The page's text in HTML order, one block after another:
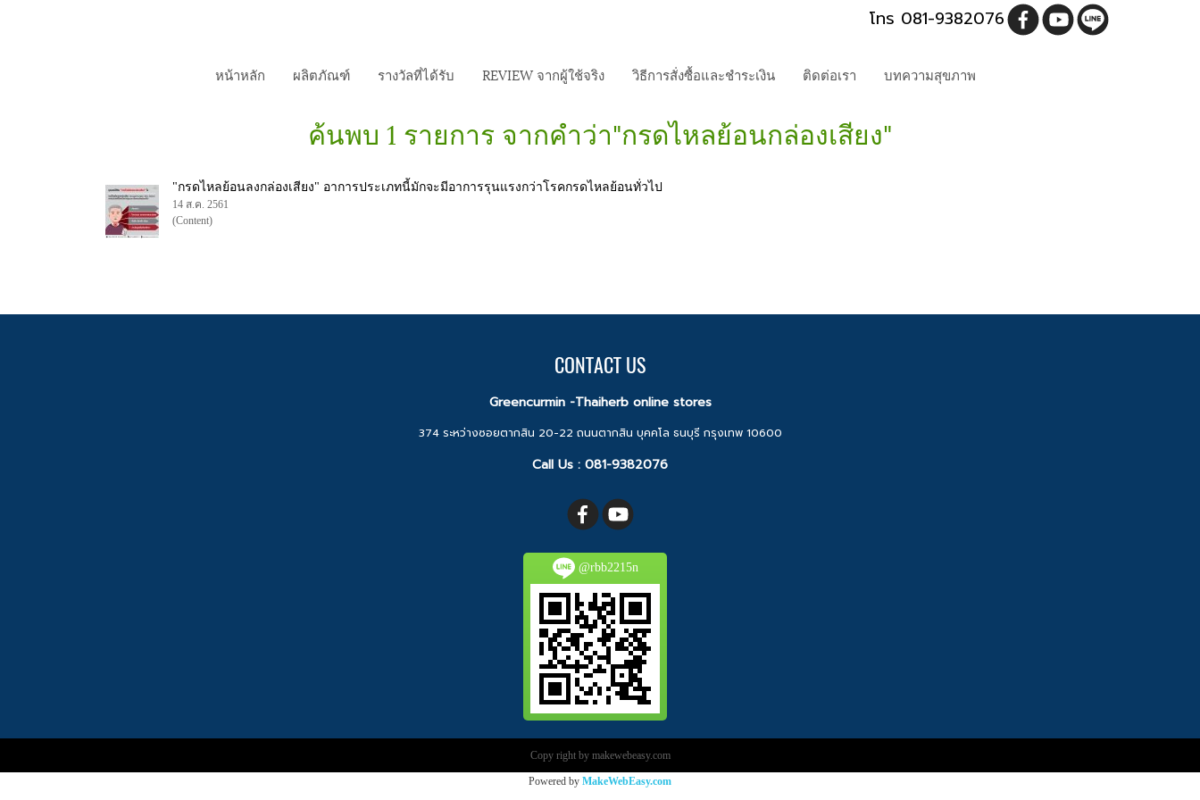
โทร 081-9382076
หน้าหลัก ผลิตภัณฑ์ รางวัลที่ได้รับ REVIEW จากผู้ใช้จริง วิธีการสั่งซื้อและชำระเงิน ติดต่อเรา บทความสุขภาพ
ค้นพบ 1 รายการ จากคำว่า"กรดไหลย้อนกล่องเสียง"
"กรดไหลย้อนลงกล่องเสียง" อาการประเภทนี้มักจะมีอาการรุนแรงกว่าโรคกรดไหลย้อนทั่วไป
14 ส.ค. 2561
(Content)
CONTACT US
Greencurmin -Thaiherb online stores
374 ระหว่างซอยตากสิน 20-22 ถนนตากสิน บุคคโล ธนบุรี กรุงเทพ 10600
Call Us : 081-9382076
@rbb2215n
Copy right by makewebeasy.com
Powered by MakeWebEasy.com